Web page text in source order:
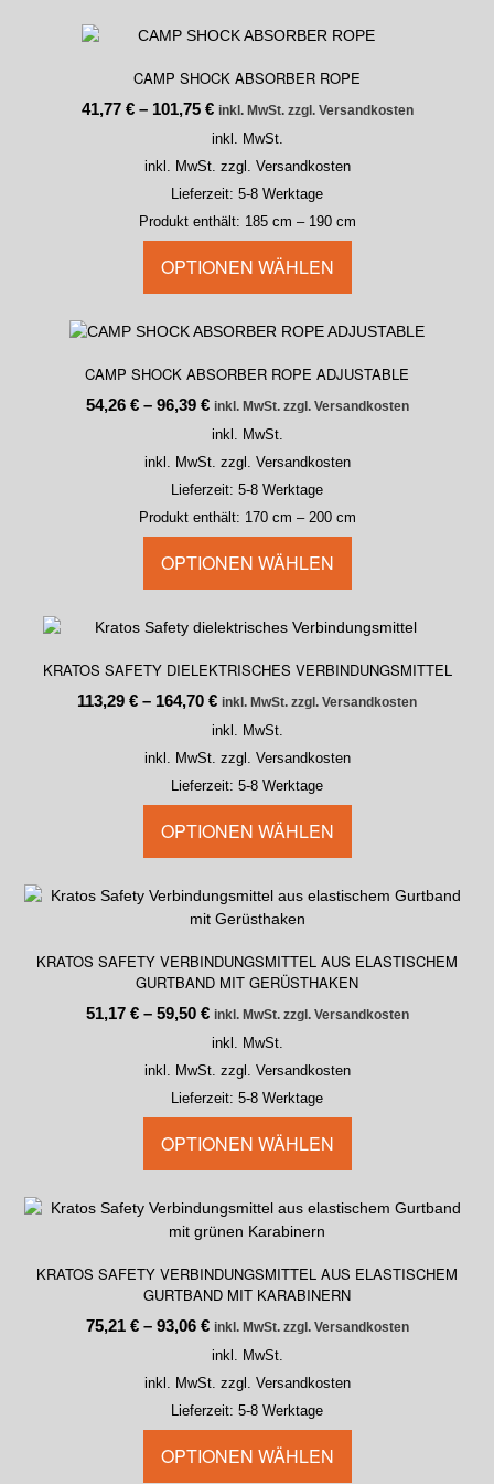
CAMP SHOCK ABSORBER ROPE
41,77 €– 101,75 € inkl. MwSt. zzgl. Versandkosten
inkl. MwSt.
inkl. MwSt. zzgl. Versandkosten
Lieferzeit: 5-8 Werktage
Produkt enthält: 185 cm – 190 cm
OPTIONEN WÄHLEN
CAMP SHOCK ABSORBER ROPE ADJUSTABLE
54,26 €– 96,39 € inkl. MwSt. zzgl. Versandkosten
inkl. MwSt.
inkl. MwSt. zzgl. Versandkosten
Lieferzeit: 5-8 Werktage
Produkt enthält: 170 cm – 200 cm
OPTIONEN WÄHLEN
KRATOS SAFETY DIELEKTRISCHES VERBINDUNGSMITTEL
113,29 € – 164,70 € inkl. MwSt. zzgl. Versandkosten
inkl. MwSt.
inkl. MwSt. zzgl. Versandkosten
Lieferzeit: 5-8 Werktage
OPTIONEN WÄHLEN
KRATOS SAFETY VERBINDUNGSMITTEL AUS ELASTISCHEM
GURTBAND MIT GERÜSTHAKEN
51,17 €– 59,50 € inkl. MwSt. zzgl. Versandkosten
inkl. MwSt.
inkl. MwSt. zzgl. Versandkosten
Lieferzeit: 5-8 Werktage
OPTIONEN WÄHLEN
KRATOS SAFETY VERBINDUNGSMITTEL AUS ELASTISCHEM
GURTBAND MIT KARABINERN
75,21 €– 93,06 € inkl. MwSt. zzgl. Versandkosten
inkl. MwSt.
inkl. MwSt. zzgl. Versandkosten
Lieferzeit: 5-8 Werktage
OPTIONEN WÄHLEN